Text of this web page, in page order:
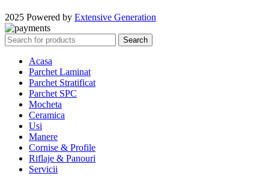
2025 Powered by Extensive Generation
Search
Acasa
Parchet Laminat
Parchet Stratificat
Parchet SPC
Mocheta
Ceramica
Usi
Manere
Cornise & Profile
Riflaje & Panouri
Servicii